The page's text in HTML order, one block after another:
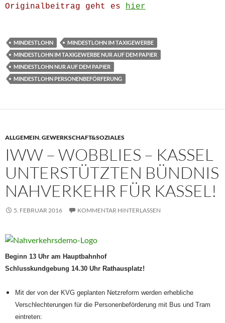
Originalbeitrag geht es
hier
MINDESTLOHN
MINDESTLOHN IM TAXIGEWERBE
MINDESTLOHN IM TAXIGEWERBE NUR AUF DEM PAPIER
MINDESTLOHN NUR AUF DEM PAPIER
MINDESTLOHN PERSONENBEFÖRFERUNG
ALLGEMEIN,GEWERKSCHAFT&SOZIALES
IWW – WOBBLIES – KASSEL
UNTERSTÜTZTEN BÜNDNIS
NAHVERKEHR FÜR KASSEL!
5. FEBRUAR 2016 KOMMENTAR HINTERLASSEN
Beginn 13 Uhr am Hauptbahnhof
Schlusskundgebung 14.30 Uhr Rathausplatz!
Mit der von der KVG geplanten Netzreform werden erhebliche
Verschlechterungen für die Personenbeförderung mit Bus und Tram
eintreten: